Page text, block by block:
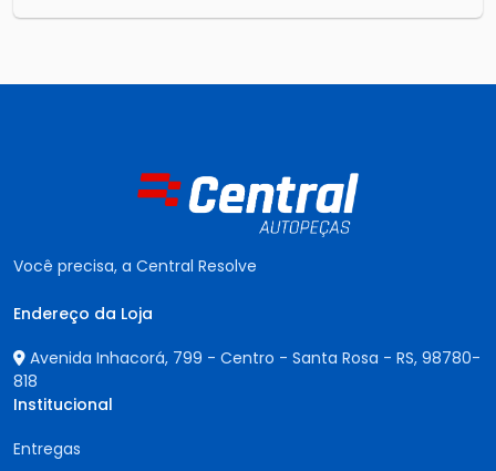
Você precisa, a Central Resolve
Endereço da Loja
Avenida Inhacorá, 799 - Centro - Santa Rosa - RS, 98780-
818
Institucional
Entregas